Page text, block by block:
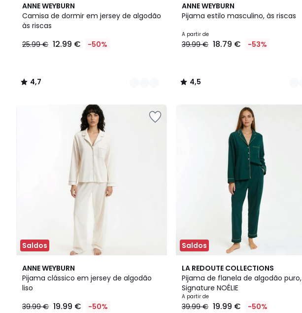
ANNE WEYBURN
Camisa de dormir em jersey de algodão
às riscas
25.99 € 12.99 € -50%
4,7
/ 5
3
Cores
4,7
/
ANNE WEYBURN
Pijama estilo masculino, às riscas
A partir de
39.99 € 18.79 € -53%
4,5
/ 5
2
Cores
4,5
/
Saldos
ANNE WEYBURN
Pijama clássico em jersey de algodão
liso
39.99 € 19.99 € -50%
4,5
/ 5
2
Cores
Saldos
LA REDOUTE COLLECTIONS
Pijama de flanela de algodão puro,
Signature NOÉLIE
A partir de
39.99 € 19.99 € -50%
3,9
/ 5
3
Cores